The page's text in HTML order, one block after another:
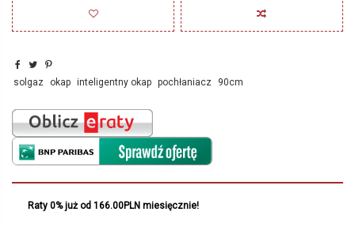
solgaz okap inteligentny okap pochłaniacz 90cm
Raty 0% już od 166.00PLN miesięcznie!